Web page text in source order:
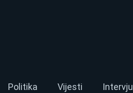
Politika Vijesti Intervju